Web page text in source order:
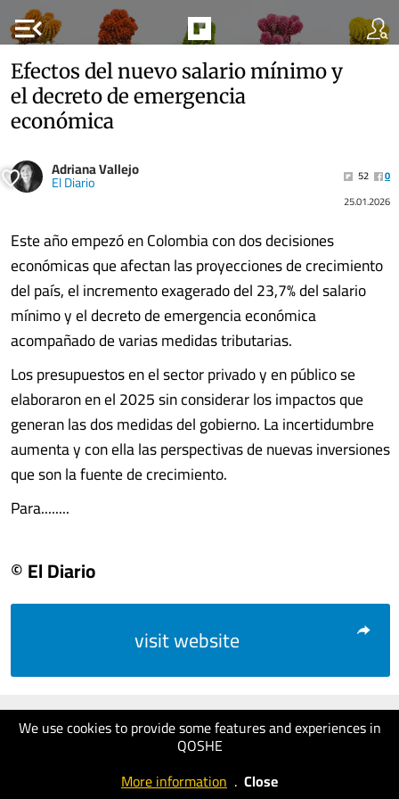
menu_open
We use cookies to provide some features and experiences in
QOSHE
More information . Close
Efectos del nuevo salario mínimo y
el decreto de emergencia
económica
Adriana Vallejo
El Diario 52
0
25.01.2026
Este año empezó en Colombia con dos decisiones
económicas que afectan las proyecciones de crecimiento
del país, el incremento exagerado del 23,7% del salario
mínimo y el decreto de emergencia económica
acompañado de varias medidas tributarias.
Los presupuestos en el sector privado y en público se
elaboraron en el 2025 sin considerar los impactos que
generan las dos medidas del gobierno. La incertidumbre
aumenta y con ella las perspectivas de nuevas inversiones
que son la fuente de crecimiento.
Para........
© El Diario
visit website